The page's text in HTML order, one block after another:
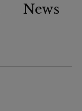
News